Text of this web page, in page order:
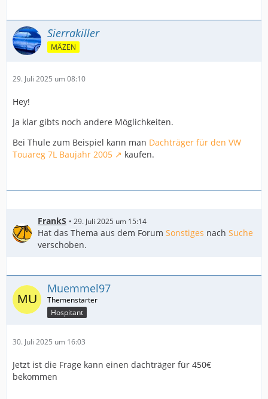
Sierrakiller
MÄZEN
29. Juli 2025 um 08:10
Hey!
Ja klar gibts noch andere Möglichkeiten.
Bei Thule zum Beispiel kann man Dachträger für den VW
Touareg 7L Baujahr 2005
kaufen.
FrankS 29. Juli 2025 um 15:14
Hat das Thema aus dem Forum Sonstiges nach Suche
verschoben.
Muemmel97
Hospitant
30. Juli 2025 um 16:03
Jetzt ist die Frage kann einen dachträger für 450€
bekommen